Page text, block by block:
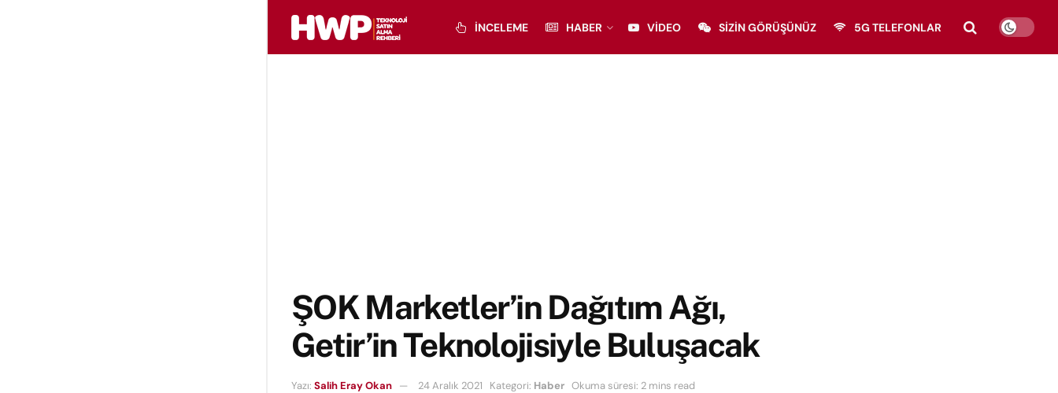
İNCELEME HABER VIDEO SIZIN GÖRÜŞÜNÜZ 5G TELEFONLAR
ŞOK Marketler’in Dağıtım Ağı,
Getir’in Teknolojisiyle Buluşacak
Yazı: Salih Eray Okan 24 Aralık 2021 Kategori: Haber Okuma süresi: 2 mins read